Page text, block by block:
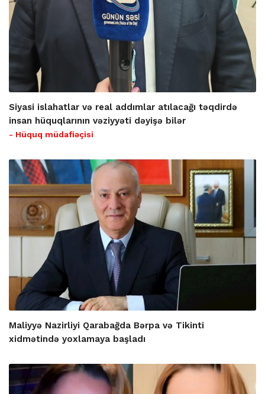
Siyasi islahatlar və real addımlar atılacağı təqdirdə
insan hüquqlarının vəziyyəti dəyişə bilər
- Hüquq müdafiəçisi
Maliyyə Nazirliyi Qarabağda Bərpa və Tikinti
xidmətində yoxlamaya başladı